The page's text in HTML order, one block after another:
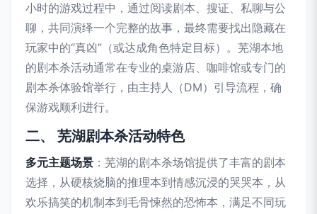
小时的游戏过程中，通过阅读剧本、搜证、私聊与公
聊，共同演绎一个完整的故事，最终需要找出隐藏在
玩家中的“真凶”（或达成角色特定目标）。芜湖本地
的剧本杀活动通常在专业的桌游店、咖啡馆或专门的
剧本杀体验馆举行，由主持人（DM）引导流程，确
保游戏顺利进行。
二、 芜湖剧本杀活动特色
多元主题场景 ：芜湖的剧本杀场馆提供了丰富的剧本
选择，从硬核烧脑的推理本到情感沉浸的哭哭本，从
欢乐搞笑的机制本到毛骨悚然的恐怖本，满足不同玩